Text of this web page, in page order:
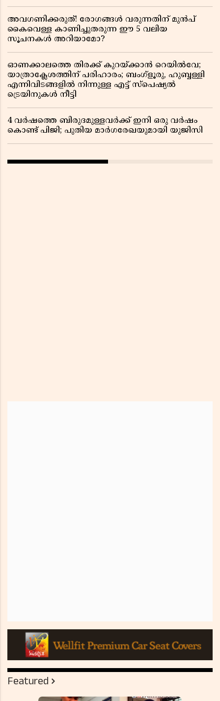
അവഗണിക്കരുത്! രോഗങ്ങൾ വരുന്നതിന് മുൻപ്
കൈവെള്ള കാണിച്ചുതരുന്ന ഈ 5 വലിയ
സൂചനകൾ അറിയാമോ?
ഓണക്കാലത്തെ തിരക്ക് കുറയ്ക്കാൻ റെയിൽവേ;
യാത്രാക്ലേശത്തിന് പരിഹാരം; ബംഗ്ളൂരു, ഹുബ്ബള്ളി
എന്നിവിടങ്ങളിൽ നിന്നുള്ള എട്ട് സ്പെഷ്യൽ
ട്രെയിനുകൾ നീട്ടി
4 വർഷത്തെ ബിരുദമുള്ളവർക്ക് ഇനി ഒരു വർഷം
കൊണ്ട് പിജി; പുതിയ മാർഗരേഖയുമായി യുജിസി
Featured